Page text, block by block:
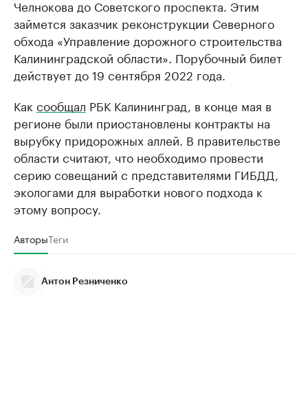
Челнокова до Советского проспекта. Этим
займется заказчик реконструкции Северного
обхода «Управление дорожного строительства
Калининградской области». Порубочный билет
действует до 19 сентября 2022 года.
Как сообщал РБК Калининград, в конце мая в
регионе были приостановлены контракты на
вырубку придорожных аллей. В правительстве
области считают, что необходимо провести
серию совещаний с представителями ГИБДД,
экологами для выработки нового подхода к
этому вопросу.
АвторыТеги
Антон Резниченко